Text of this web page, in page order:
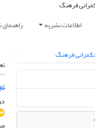
اطلاعات نشریه
دوره